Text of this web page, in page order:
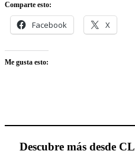
Comparte esto:
Facebook X
Me gusta esto:
Descubre más desde